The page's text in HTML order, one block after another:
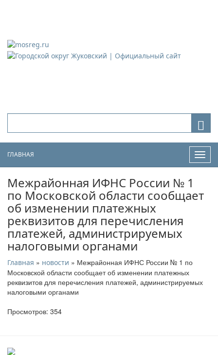
ГЛАВНАЯ
Межрайонная ИФНС России № 1
по Московской области сообщает
об изменении платежных
реквизитов для перечисления
платежей, администрируемых
налоговыми органами
Главная » новости » Межрайонная ИФНС России № 1 по
Московской области сообщает об изменении платежных
реквизитов для перечисления платежей, администрируемых
налоговыми органами
Просмотров: 354